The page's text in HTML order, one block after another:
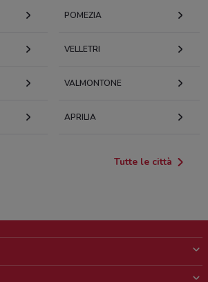
POMEZIA
VELLETRI
VALMONTONE
APRILIA
Tutte le città